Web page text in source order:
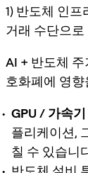
1) 반도체 인
거래 수단으로
AI + 반도체 주
호화폐에 영
GPU / 가속
플리케이션,
칠 수 있습니